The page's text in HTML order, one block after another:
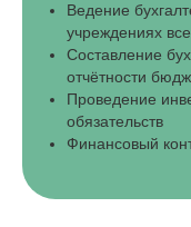
Ведение
учреждениях
Составление
отчётности
Проведение
обязательств
Финансовый